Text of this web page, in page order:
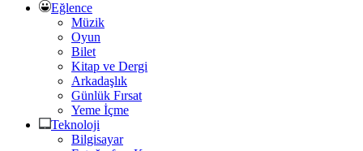
Eğlence
Müzik
Oyun
Bilet
Kitap ve Dergi
Arkadaşlık
Günlük Fırsat
Yeme İçme
Teknoloji
Bilgisayar